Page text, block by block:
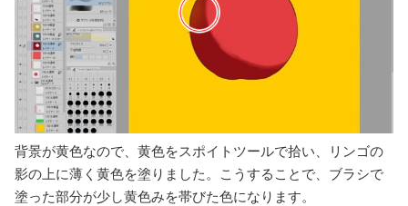
背景が黄色なので、黄色をスポイトツールで拾い、リンゴの
影の上に薄く黄色を塗りました。こうすることで、ブラシで
塗った部分が少し黄色みを帯びた色になります。